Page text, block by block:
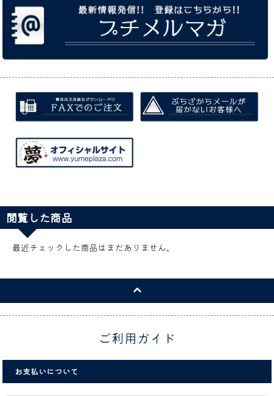
閲覧した商品
最近チェックした商品はまだありません。
ご利用ガイド
お支払いについて